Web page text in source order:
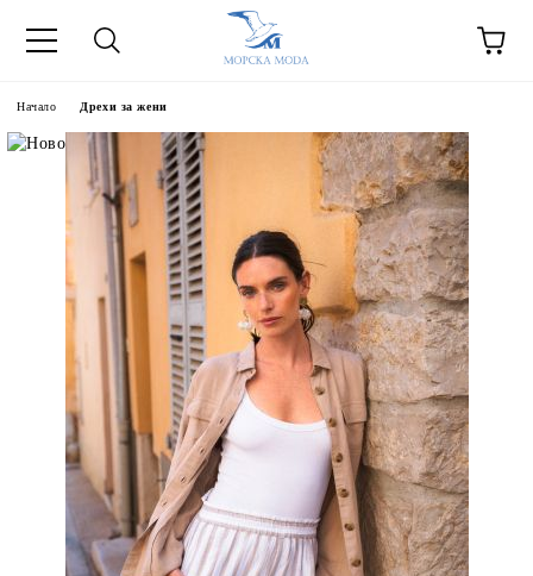
Начало Дрехи за жени